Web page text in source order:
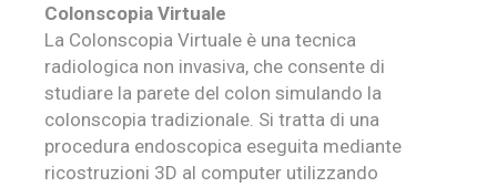
Colonscopia Virtuale
La Colonscopia Virtuale è una tecnica
radiologica non invasiva, che consente di
studiare la parete del colonsimulando la
colonscopia tradizionale. Si tratta di una
procedura endoscopica eseguita mediante
ricostruzioni 3D al computer utilizzando